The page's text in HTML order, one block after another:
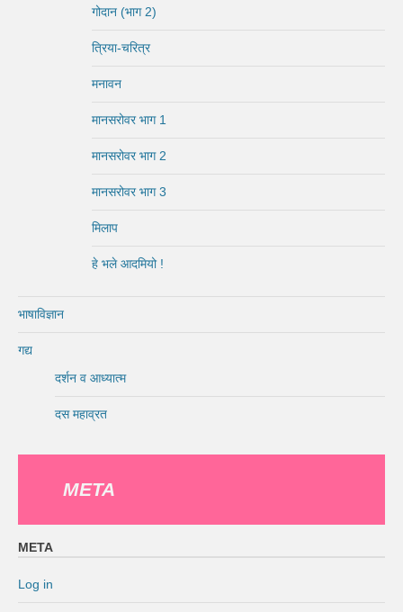
गोदान (भाग 2)
त्रिया-चरित्र
मनावन
मानसरोवर भाग 1
मानसरोवर भाग 2
मानसरोवर भाग 3
मिलाप
हे भले आदमियो !
भाषाविज्ञान
गद्य
दर्शन व आध्यात्म
दस महाव्रत
META
META
Log in